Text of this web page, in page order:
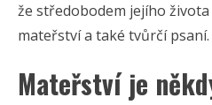
že středobodem jejího
mateřství a také tvůrčí psaní.
Mateřství je